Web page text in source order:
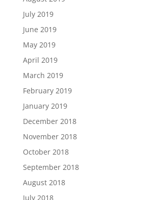
July 2019
June 2019
May 2019
April 2019
March 2019
February 2019
January 2019
December 2018
November 2018
October 2018
September 2018
August 2018
July 2018